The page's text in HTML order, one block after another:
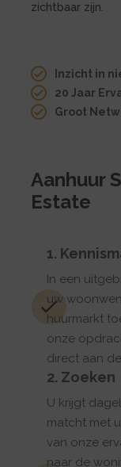
zichtbaar zijn.
Inzicht in
20 Jaar
Groot
Aanhuur
Estate
1.
In een
uw
huurmarkt
onze
direct aan
2. Zoeken
U krijgt
matcht met
van onze
naar de